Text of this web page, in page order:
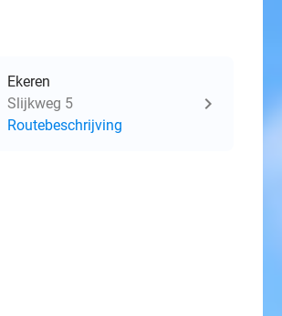
Ekeren
Slijkweg 5
Routebeschrijving